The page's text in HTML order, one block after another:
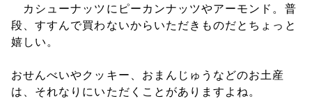
カシューナッツにピーカンナッツやアーモンド。普
段、すすんで買わないからいただきものだとちょっと
嬉しい。
おせんべいやクッキー、おまんじゅうなどのお土産
は、それなりにいただくことがありますよね。